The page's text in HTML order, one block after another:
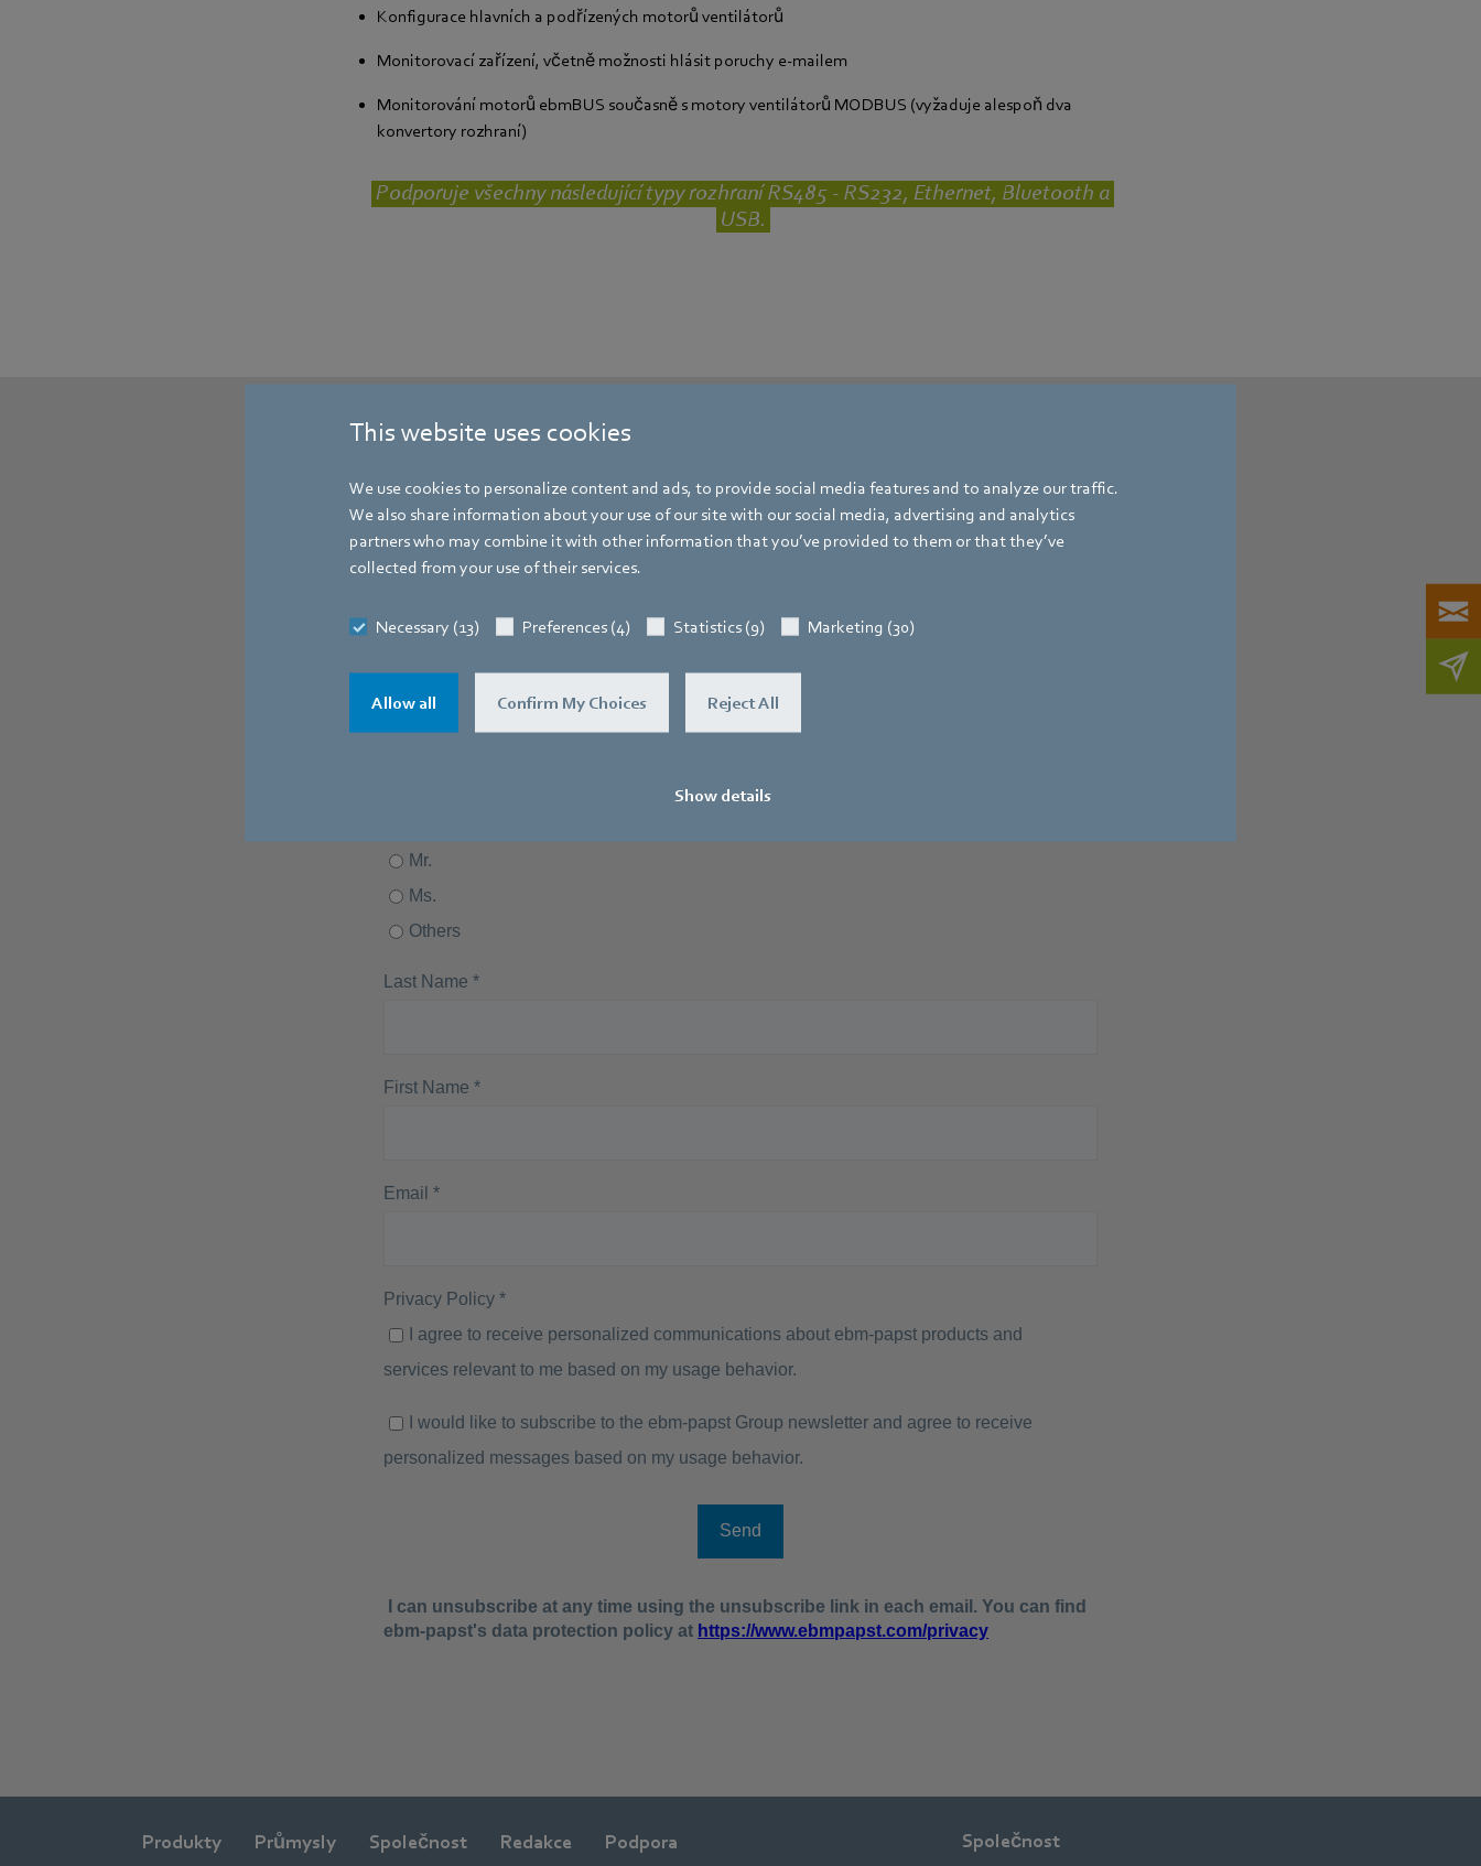
This website uses cookies
We use cookies to personalize content and ads, to provide social media features and to analyze our traffic.
We also share information about your use of our site with our social media, advertising and analytics
partners who may combine it with other information that you’ve provided to them or that they’ve
collected from your use of their services.
Necessary (13) Preferences (4) Statistics (9) Marketing (30)
Allow all Confirm My Choices Reject All
Show details
Konfigurace hlavních a podřízených motorů ventilátorů
Monitorovací zařízení, včetně možnosti hlásit poruchy e-mailem
Monitorování motorů ebmBUS současně s motory ventilátorů MODBUS (vyžaduje alespoň dva
konvertory rozhraní)
Podporuje všechny následující typy rozhraní RS485 - RS232, Ethernet, Bluetooth a
USB.
Vyžádejte si software od své kontaktní osoby nebo
Rádi se Vám ozveme!
Pro instalaci rozbalte ZIP soubor do prázdné složky a spusťte instalátor přes cdmenu.exe. Heslo pro
Produkty Průmysly Společnost Redakce Podpora Společnost